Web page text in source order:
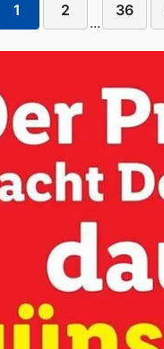
1 2
...
36